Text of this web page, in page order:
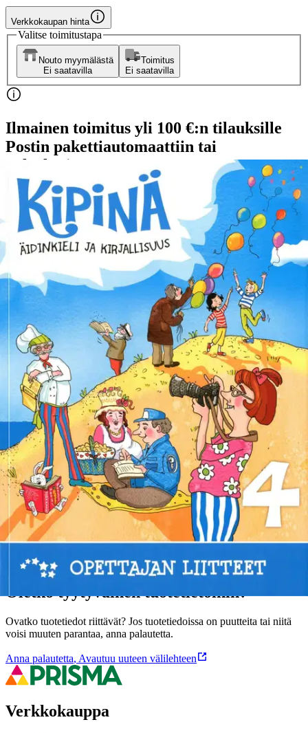
Verkkokaupan hinta
Valitse toimitustapa
Nouto myymälästä
Ei saatavilla
Toimitus
Ei saatavilla
Ilmainen toimitus yli 100 €:n tilauksille
Postin pakettiautomaattiin tai
palvelupisteeseen!
Etu ei koske Suuri‑lisäpalvelulla toimitettavia tuotteita.
Tarkista myymäläsaatavuus
Tuotekuvaus
Opettajan liitteet sisältää kopioitavia tehtäviä tunnille ja kotiläksyksi.
Mukana ovat helppolukuiset versiot oppikirjan jatkokertomuksista
sekä eritasoisia kielitiedon tehtäviä, luetunymmärtämisen tehtäviä ja
yhdessä tehtäviä tutkimustöitä. Tehtävien vaikeustaso vaihtelee
helpohkosta vaativaan.
Ominaisuudet
Oletko tyytyväinen tuotetietoihin?
Ovatko tuotetiedot riittävät? Jos tuotetiedoissa on puutteita tai niitä
voisi muuten parantaa, anna palautetta.
Anna palautetta, Avautuu uuteen välilehteen
Verkkokauppa